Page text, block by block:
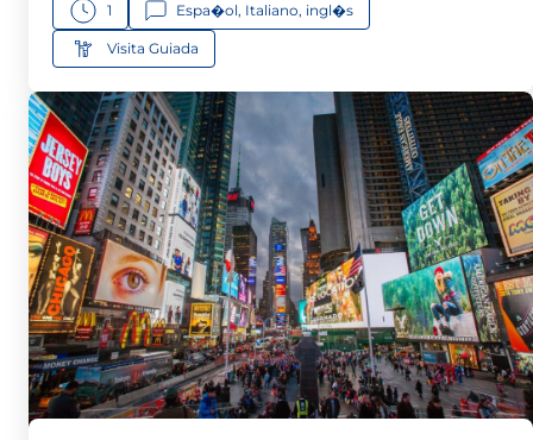
1 Espa�ol, Italiano, ingl�s
Visita Guiada